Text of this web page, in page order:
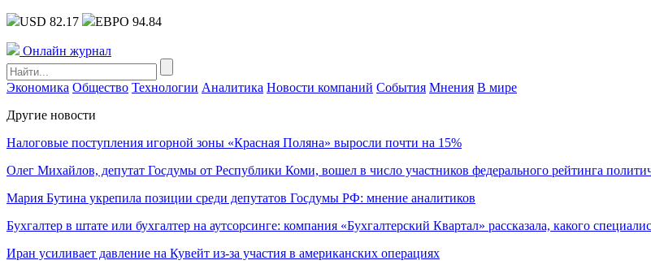
USD 82.17 ЕВРО 94.84
Онлайн журнал
Экономика Общество Технологии Аналитика Новости компаний События Мнения В мире
Другие новости
Налоговые поступления игорной зоны «Красная Поляна» выросли почти на 15%
Олег Михайлов, депутат Госдумы от Республики Коми, вошел в число участников федерального рейтинга
Мария Бутина укрепила позиции среди депутатов Госдумы РФ: мнение аналитиков
Бухгалтер в штате или бухгалтер на аутсорсинге: компания «Бухгалтерский Квартал» рассказала, какого
Иран усиливает давление на Кувейт из-за участия в американских операциях